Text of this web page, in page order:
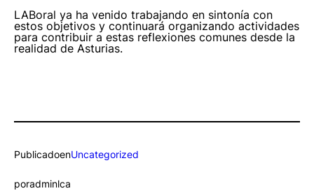
LABoral ya ha venido trabajando en sintonía con
estos objetivos y continuará organizando actividades
para contribuir a estas reflexiones comunes desde la
realidad de Asturias.
PublicadoenUncategorized
poradminlca